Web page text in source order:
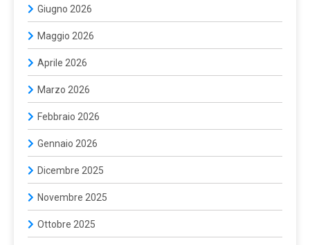
Giugno 2026
Maggio 2026
Aprile 2026
Marzo 2026
Febbraio 2026
Gennaio 2026
Dicembre 2025
Novembre 2025
Ottobre 2025